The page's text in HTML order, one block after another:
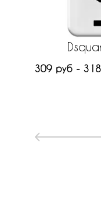
309 руб -